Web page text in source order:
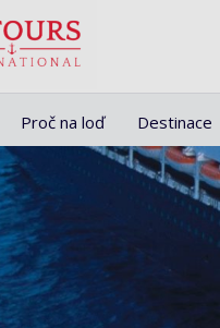
Proč na loď Destinace